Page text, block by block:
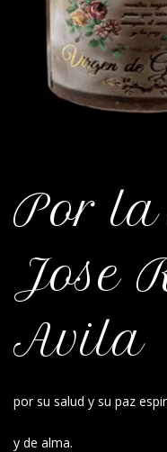
Por
Jose
Avila
por su salud y su paz
y de alma.